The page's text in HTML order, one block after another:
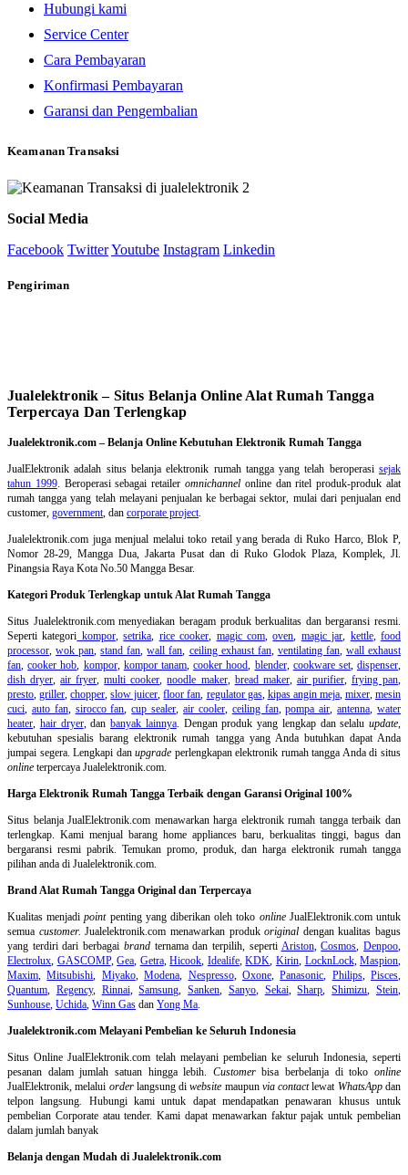
Hubungi kami
Service Center
Cara Pembayaran
Konfirmasi Pembayaran
Garansi dan Pengembalian
Keamanan Transaksi
Social Media
Facebook TwitterYoutube Instagram Linkedin
Pengiriman
Jualelektronik – Situs Belanja Online Alat Rumah Tangga
Terpercaya Dan Terlengkap
Jualelektronik.com – Belanja Online Kebutuhan Elektronik Rumah Tangga
JualElektronik adalah situs belanja elektronik rumah tanggayang telah beroperasisejak
tahun 1999. Beroperasi sebagai retaileromnichannel online dan ritel produk-produk alat
rumah tangga yang telah melayani penjualan ke berbagai sektor, mulai dari penjualan end
customer, government, dan corporate project.
Jualelektronik.com juga menjual melalui toko retail yang berada di Ruko Harco, Blok P,
Nomor 28-29, Mangga Dua, Jakarta Pusat dan di Ruko Glodok Plaza, Komplek, Jl.
Pinangsia Raya Kota No.50 Mangga Besar.
Kategori Produk Terlengkap untuk Alat Rumah Tangga
Situs Jualelektronik.com menyediakan beragam produk berkualitas dan bergaransi resmi.
Seperti kategori kompor,setrika, rice cooker, magic com,oven, magic jar, kettle,food
processor,wok pan,stand fan,wall fan, ceiling exhaust fan, ventilating fan, wall exhaust
fan,cooker hob, kompor, kompor tanam,cooker hood, blender, cookware set,dispenser,
dish dryer,air fryer,multi cooker,noodle maker, bread maker, air purifier, frying pan,
presto,griller,chopper,slow juicer,floor fan, regulator gas, kipas angin meja, mixer,mesin
cuci, auto fan, sirocco fan,cup sealer,air cooler, ceiling fan,pompa air,antenna,water
heater, hair dryer, dan banyak lainnya. Dengan produk yang lengkap dan selalu update,
kebutuhan spesialis barang elektronik rumah tangga yang Anda butuhkan dapat Anda
jumpai segera. Lengkapi danupgrade perlengkapan elektronik rumah tangga Anda di situs
online terpercaya Jualelektronik.com.
Harga Elektronik Rumah Tangga Terbaik dengan Garansi Original 100%
Situs belanjaJualElektronik.com menawarkan harga elektronik rumah tangga terbaik dan
terlengkap. Kami menjual barang home appliances baru, berkualitas tinggi, bagus dan
bergaransi resmi pabrik. Temukan promo, produk, dan harga elektronik rumah tangga
pilihan anda di Jualelektronik.com.
Brand Alat Rumah Tangga Original dan Terpercaya
Kualitas menjadipointpenting yang diberikan oleh toko onlineJualElektronik.com untuk
semua customer. Jualelektronik.com menawarkan produkoriginal dengan kualitas bagus
yang terdiri dari berbagai brandternama dan terpilih, seperti Ariston,Cosmos,Denpoo,
Electrolux, GASCOMP,Gea, Getra,Hicook, Idealife,KDK, Kirin, LocknLock,Maspion,
Maxim,Mitsubishi, Miyako,Modena, Nespresso, Oxone,Panasonic, Philips, Pisces,
Quantum, Regency, Rinnai,Samsung,Sanken, Sanyo, Sekai,Sharp,Shimizu,Stein,
Sunhouse, Uchida, Winn Gas dan Yong Ma.
Jualelektronik.com Melayani Pembelian ke Seluruh Indonesia
Situs Online JualElektronik.com telah melayani pembelian ke seluruh Indonesia, seperti
pesanan dalam jumlah satuan hingga lebih. Customerbisa berbelanja di tokoonline
JualElektronik, melalui orderlangsung diwebsite maupun via contactlewat WhatsAppdan
telpon langsung. Hubungi kami untuk dapat mendapatkan penawaran khusus untuk
pembelian Corporate atau tender. Kami dapat menawarkan faktur pajak untuk pembelian
dalam jumlah banyak
Belanja dengan Mudah di Jualelektronik.com